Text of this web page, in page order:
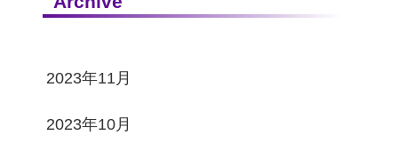
2023年11月
2023年10月